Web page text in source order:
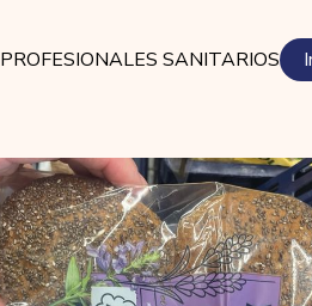
PROFESIONALES SANITARIOS